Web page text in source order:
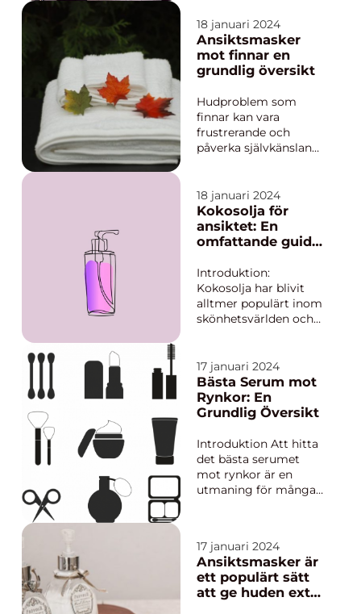
behöver veta om
glow serum, inklusive
dess övergripande
öv...
18 januari 2024
Ansiktsmasker
mot finnar en
grundlig översikt
Hudproblem som
finnar kan vara
frustrerande och
påverka självkänslan
och populär lösning
för att minska och
behandla finnar är
ansiktsmasker. I
vi att utforska
ansiktsmasker med
fokus på deras rol...
18 januari 2024
Kokosolja för
ansiktet: En
omfattande guide
användning och
fördelar
Introduktion:
Kokosolja har blivit
alltmer populärt inom
skönhetsvärlden och
sägs ha många
fördelar för hudens
hälsa och skönhet. I
denna artikel kommer
översikt över
kokosolja för ansi...
17 januari 2024
Bästa Serum mot
Rynkor: En
Grundlig Översikt
Introduktion Att hitta
det bästa serumet
mot rynkor är en
utmaning för många.
vara överväldigande
att navigera genom
alla alternativ. Men
oroa dig inte! I denna
17 januari 2024
Ansiktsmasker är
ett populärt sätt
att ge huden extra